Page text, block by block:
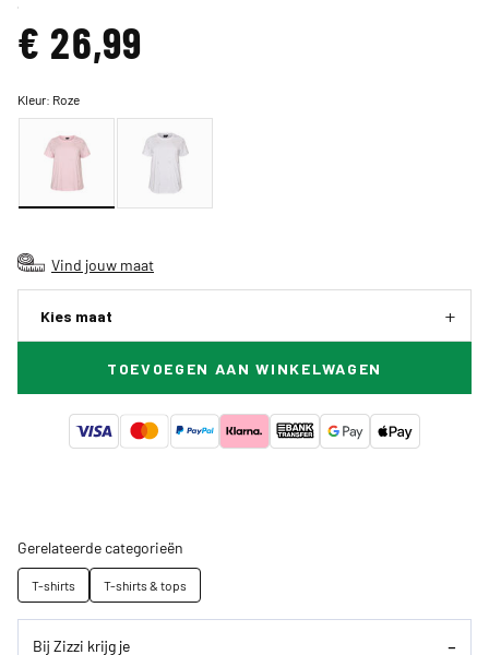
€ 26,99
Kleur: Roze
Vind jouw maat
Kies maat
TOEVOEGEN AAN WINKELWAGEN
Gerelateerde categorieën
T-shirts T-shirts & tops
Bij Zizzi krijg je